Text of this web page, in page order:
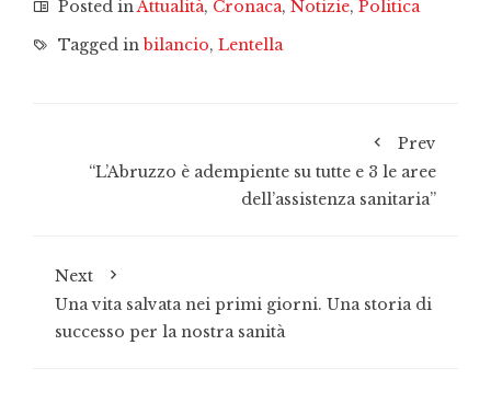
Posted inAttualità, Cronaca, Notizie, Politica
Tagged inbilancio, Lentella
Prev
“L’Abruzzo è adempiente su tutte e 3 le aree
dell’assistenza sanitaria”
Next
Una vita salvata nei primi giorni. Una storia di
successo per la nostra sanità